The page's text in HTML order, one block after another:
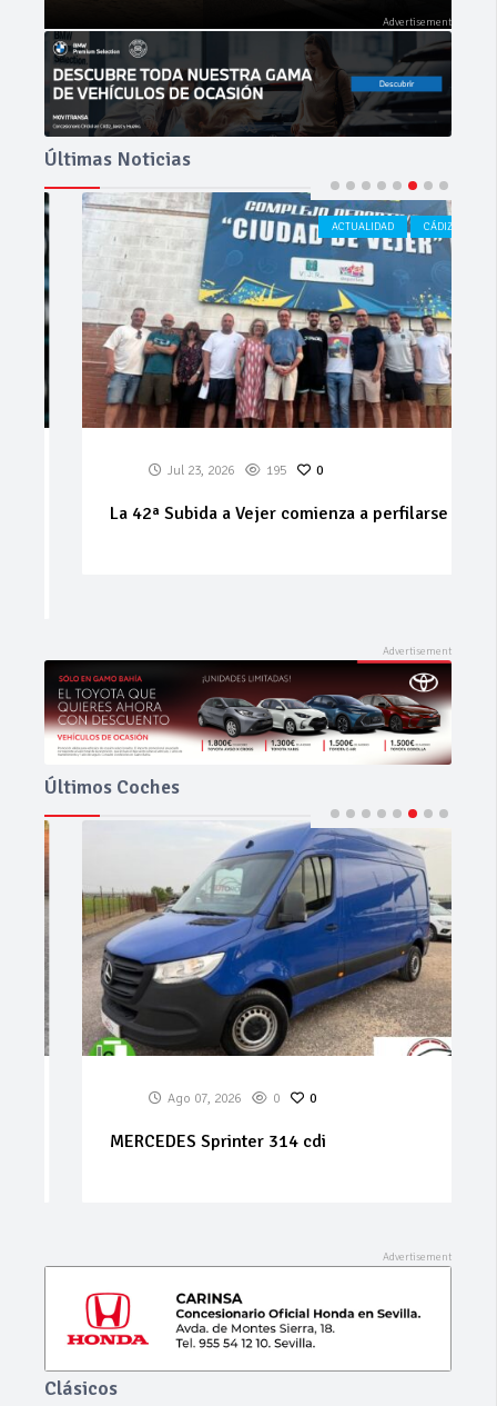
Últimas Noticias
ACTUALIDAD CÁDIZ
Jul 23, 2026 195 0
La 42ª Subida a Vejer comienza a perfilarse
Últimos Coches
Ago 07, 2026 0 0
MERCEDES Sprinter 314 cdi
Clásicos